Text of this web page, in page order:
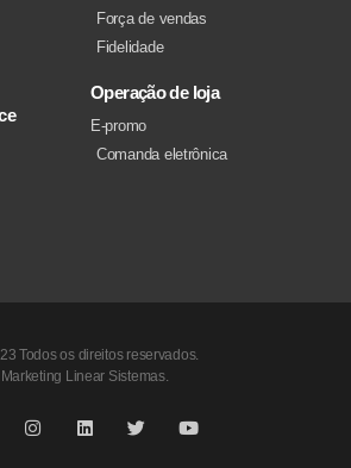
Força de vendas
Fidelidade
Operação de loja
E-promo
Comanda eletrônica
Todos os direitos reservados.
Marketing Linear Sistemas.